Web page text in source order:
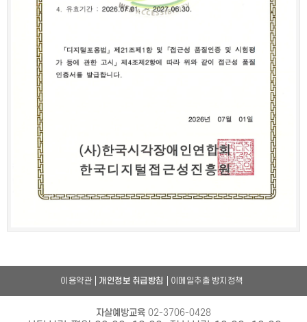
이용약관 개인정보 취급방침 이메일추출 방지정책
자살예방교육 02-3706-0428